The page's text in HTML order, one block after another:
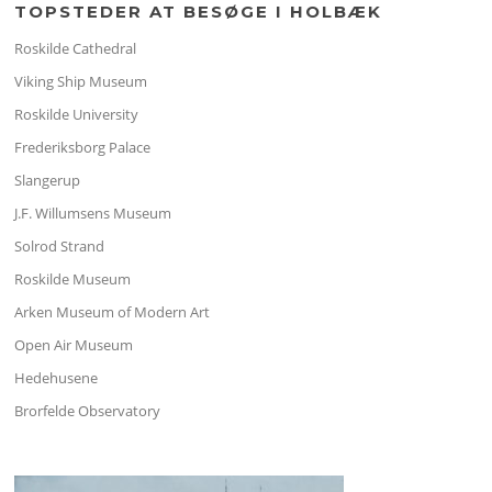
TOPSTEDER AT BESØGE I HOLBÆK
Roskilde Cathedral
Viking Ship Museum
Roskilde University
Frederiksborg Palace
Slangerup
J.F. Willumsens Museum
Solrod Strand
Roskilde Museum
Arken Museum of Modern Art
Open Air Museum
Hedehusene
Brorfelde Observatory